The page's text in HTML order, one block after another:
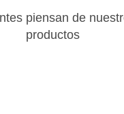
piensan de
productos